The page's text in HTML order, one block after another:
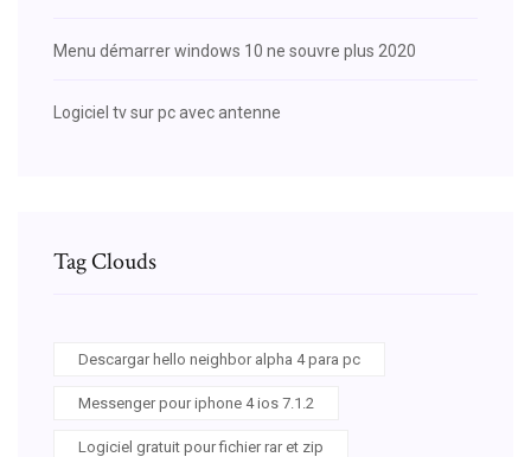
Menu démarrer windows 10 ne souvre plus 2020
Logiciel tv sur pc avec antenne
Tag Clouds
Descargar hello neighbor alpha 4 para pc
Messenger pour iphone 4 ios 7.1.2
Logiciel gratuit pour fichier rar et zip